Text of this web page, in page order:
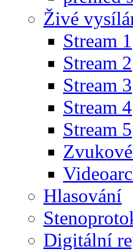
Živé
Stream 1
Stream 2
Stream 3
Stream 4
Stream 5
Hlasování
Digitální